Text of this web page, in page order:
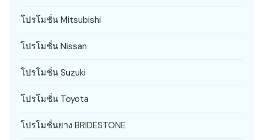
โปรโมชั่น Mitsubishi
โปรโมชั่น Nissan
โปรโมชั่น Suzuki
โปรโมชั่น Toyota
โปรโมชั่นยาง BRIDESTONE